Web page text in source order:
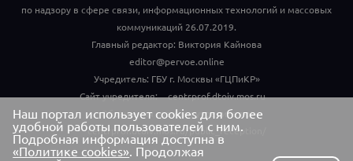
по надзору в сфере связи, информационных технологий и массовых
коммуникаций 26.07.2019.
Главный редактор: Виктория Кайнова
editor@pervoe.online
Учредитель: ГБУ г. Москвы «ГЦПиКР»
Сайт учредителя:
centrprof.dtoiv.mos.ru
Обращения граждан учредителю:
centrprof.dtoiv.mos.ru/public_reception/
Наш портал использует cookies для более
удобной работы пользователей с ним.
Подробная информация доступна в
«Политике cookies». Продолжая